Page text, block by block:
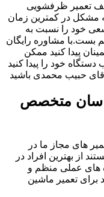
تعمیر ظرفشویی
مشکل در کمترین زمان
خود را نسبت به
بست.با مشاوره رایگان
پیدا کنید ممکن
خود را پیدا کنید
متخصص
های مجاز ما در
از بهترین افراد در
های عملی منظم و
برای تعمیر ماشین